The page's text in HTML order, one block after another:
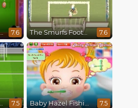
2014 7.6 The Smurfs Football Match 7.6
League 7.5 Baby Hazel Fishing Time 7.5